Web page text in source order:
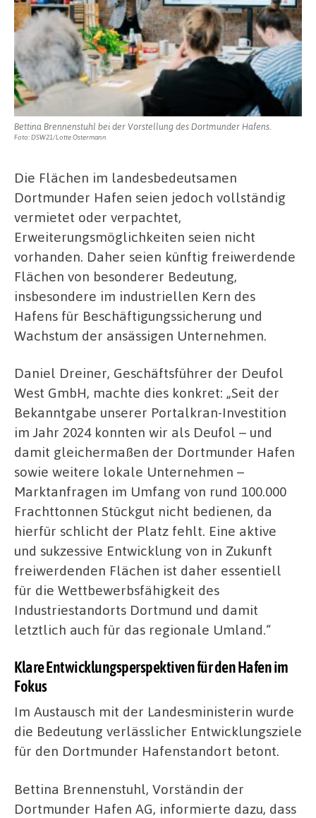
Bettina Brennenstuhl bei der Vorstellung des Dortmunder Hafens.
Foto: DSW21/Lotte Ostermann
Die Flächen im landesbedeutsamen
Dortmunder Hafen seien jedoch vollständig
vermietet oder verpachtet,
Erweiterungsmöglichkeiten seien nicht
vorhanden. Daher seien künftig freiwerdende
Flächen von besonderer Bedeutung,
insbesondere im industriellen Kern des
Hafens für Beschäftigungssicherung und
Wachstum der ansässigen Unternehmen.
Daniel Dreiner, Geschäftsführer der Deufol
West GmbH, machte dies konkret: „Seit der
Bekanntgabe unserer Portalkran-Investition
im Jahr 2024 konnten wir als Deufol – und
damit gleichermaßen der Dortmunder Hafen
sowie weitere lokale Unternehmen –
Marktanfragen im Umfang von rund 100.000
Frachttonnen Stückgut nicht bedienen, da
hierfür schlicht der Platz fehlt. Eine aktive
und sukzessive Entwicklung von in Zukunft
freiwerdenden Flächen ist daher essentiell
für die Wettbewerbsfähigkeit des
Industriestandorts Dortmund und damit
letztlich auch für das regionale Umland.“
Klare Entwicklungsperspektiven für den Hafen im
Fokus
Im Austausch mit der Landesministerin wurde
die Bedeutung verlässlicher Entwicklungsziele
für den Dortmunder Hafenstandort betont.
Bettina Brennenstuhl, Vorständin der
Dortmunder Hafen AG, informierte dazu, dass